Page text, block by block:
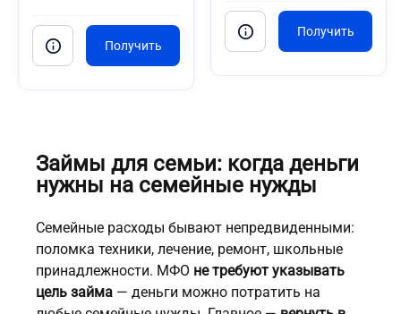
Займы для семьи: когда деньги
нужны на семейные нужды
Семейные расходы бывают непредвиденными:
поломка техники, лечение, ремонт, школьные
принадлежности. МФО не требуют указывать
цель займа — деньги можно потратить на